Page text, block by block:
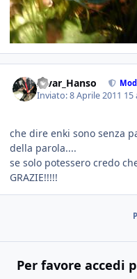
Alvar_Hanso
Inviato:8 Aprile 2011 15
che dire enki sono senza
della parola....
se solo potessero credo
GRAZIE!!!!!
Per favore accedi